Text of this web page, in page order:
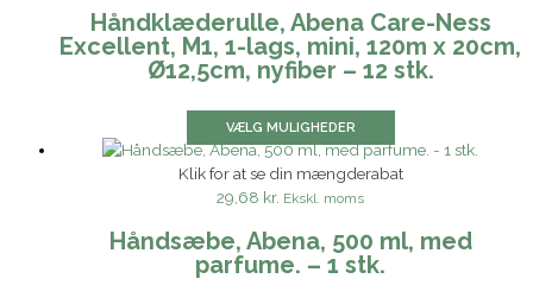
Håndklæderulle, Abena Care-Ness
Excellent, M1, 1-lags, mini, 120m x 20cm,
Ø12,5cm, nyfiber – 12 stk.
VÆLG MULIGHEDER
Klik for at se din mængderabat
29,68 kr. Ekskl. moms
Håndsæbe, Abena, 500 ml, med
parfume. – 1 stk.